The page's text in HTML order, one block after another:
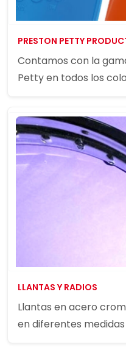
PRESTON PETTY
Contamos con la
Petty en todos los
LLANTAS Y RADIOS
Llantas en acero
en diferentes medidas